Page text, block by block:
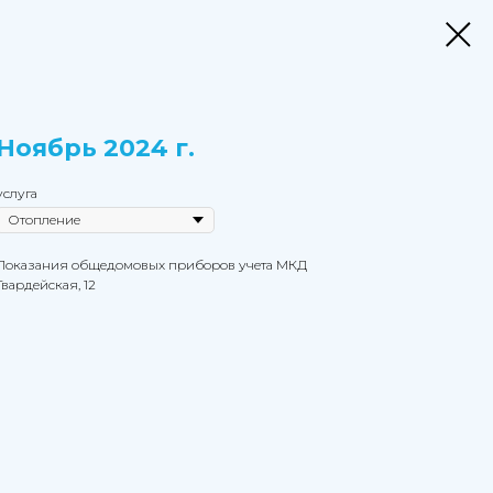
2024 г.
общедомовых приборов учета МКД
12